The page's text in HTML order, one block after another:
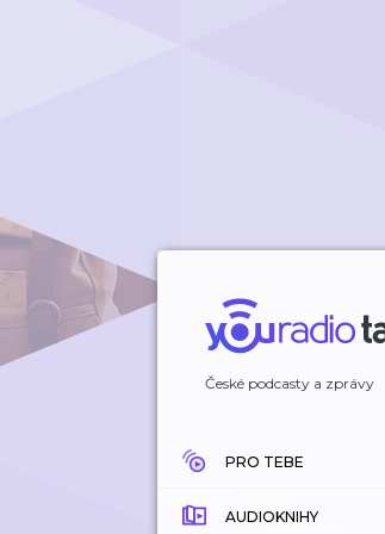
České podcasty a zprávy
PRO TEBE
AUDIOKNIHY